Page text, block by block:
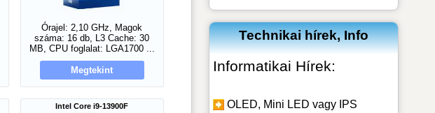
Órajel: 2,10 GHz, Magok
száma: 16 db, L3 Cache: 30
MB, CPU foglalat: LGA1700 ...
Megtekint
Intel Core i9-13900F
Technikai hírek, Info
Informatikai Hírek:
OLED, Mini LED vagy IPS